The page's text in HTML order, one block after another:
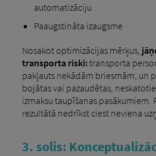
automatizāciju
Paaugstināta izaugsme
Nosakot optimizācijas mērķus,
transporta riski:transporta
pakļauts nekādām briesmām, un
bojātas vai pazaudētas,
izmaksu taupīšanas pasākumiem.
rezultātā nedrīkst ciest neviena
3. solis: